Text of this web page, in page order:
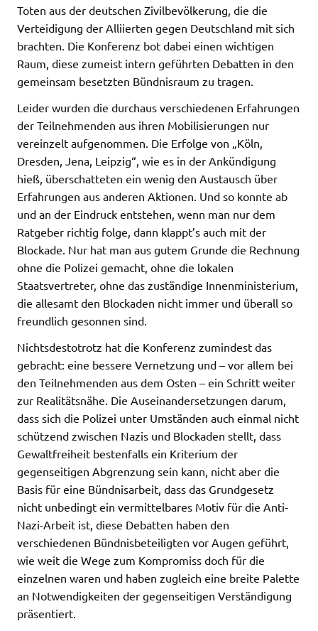
Toten aus der deutschen Zivilbevölkerung, die die
Verteidigung der Alliierten gegen Deutschland mit sich
brachten. Die Konferenz bot dabei einen wichtigen
Raum, diese zumeist intern geführten Debatten in den
gemeinsam besetzten Bündnisraum zu tragen.
Leider wurden die durchaus verschiedenen Erfahrungen
der Teilnehmenden aus ihren Mobilisierungen nur
vereinzelt aufgenommen. Die Erfolge von „Köln,
Dresden, Jena, Leipzig“, wie es in der Ankündigung
hieß, überschatteten ein wenig den Austausch über
Erfahrungen aus anderen Aktionen. Und so konnte ab
und an der Eindruck entstehen, wenn man nur dem
Ratgeber richtig folge, dann klappt’s auch mit der
Blockade. Nur hat man aus gutem Grunde die Rechnung
ohne die Polizei gemacht, ohne die lokalen
Staatsvertreter, ohne das zuständige Innenministerium,
die allesamt den Blockaden nicht immer und überall so
freundlich gesonnen sind.
Nichtsdestotrotz hat die Konferenz zumindest das
gebracht: eine bessere Vernetzung und – vor allem bei
den Teilnehmenden aus dem Osten – ein Schritt weiter
zur Realitätsnähe. Die Auseinandersetzungen darum,
dass sich die Polizei unter Umständen auch einmal nicht
schützend zwischen Nazis und Blockaden stellt, dass
Gewaltfreiheit bestenfalls ein Kriterium der
gegenseitigen Abgrenzung sein kann, nicht aber die
Basis für eine Bündnisarbeit, dass das Grundgesetz
nicht unbedingt ein vermittelbares Motiv für die Anti-
Nazi-Arbeit ist, diese Debatten haben den
verschiedenen Bündnisbeteiligten vor Augen geführt,
wie weit die Wege zum Kompromiss doch für die
einzelnen waren und haben zugleich eine breite Palette
an Notwendigkeiten der gegenseitigen Verständigung
präsentiert.